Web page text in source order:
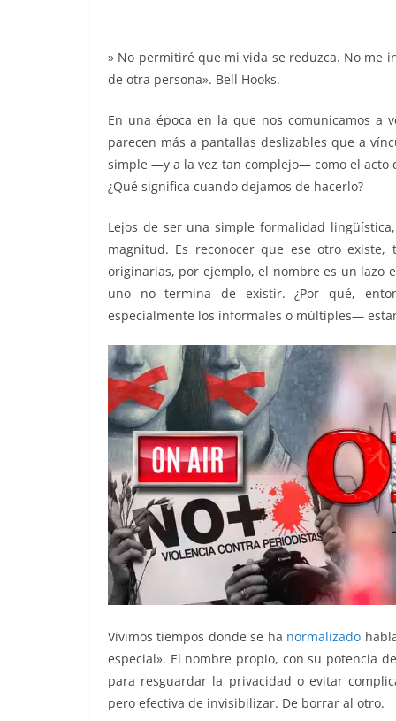
» No permitiré que mi vida se reduzca. No me
de otra persona». Bell Hooks.
En una época en la que nos comunicamos a
parecen más a pantallas deslizables que a
simple —y a la vez tan complejo— como el acto
¿Qué significa cuando dejamos de hacerlo?
Lejos de ser una simple formalidad
magnitud. Es reconocer que ese otro
originarias, por ejemplo, el nombre es un lazo
uno no termina de existir. ¿Por qué,
especialmente los informales o múltiples—
Vivimos tiempos donde se ha normalizado
especial». El nombre propio, con su potencia
para resguardar la privacidad o evitar
pero efectiva de invisibilizar. De borrar al otro.